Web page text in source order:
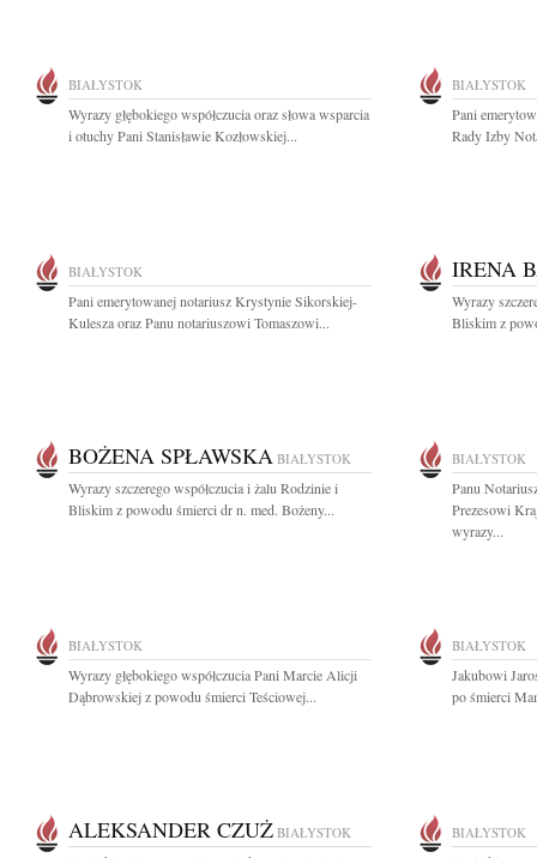
BIAŁYSTOK
Wyrazy głębokiego współczucia oraz słowa wsparcia
i otuchy Pani Stanisławie Kozłowskiej...
BIAŁYSTOK
Pani
Rady Izby
BIAŁYSTOK
Pani emerytowanej notariusz Krystynie Sikorskiej-
Kulesza oraz Panu notariuszowi Tomaszowi...
IRENA
Wyrazy
Bliskim z
BOŻENA SPŁAWSKA BIAŁYSTOK
Wyrazy szczerego współczucia i żalu Rodzinie i
Bliskim z powodu śmierci dr n. med. Bożeny...
BIAŁYSTOK
Panu
Prezesowi
wyrazy...
BIAŁYSTOK
Wyrazy głębokiego współczucia Pani Marcie Alicji
Dąbrowskiej z powodu śmierci Teściowej...
BIAŁYSTOK
Jakubowi
po śmierci
ALEKSANDER CZUŻ BIAŁYSTOK BIAŁYSTOK